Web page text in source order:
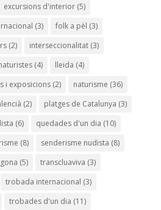
excursions d'interior(5)
(3) folk a pèl (3)
(2) interseccionalitat(3)
(4) lleida (4)
i exposicions(2) naturisme (36)
(2) platges de Catalunya (3)
(6) quedades d'un dia (10)
(8) senderisme nudista (8)
(5) transcluaviva (3)
trobada internacional (3)
trobades d'un dia (11)